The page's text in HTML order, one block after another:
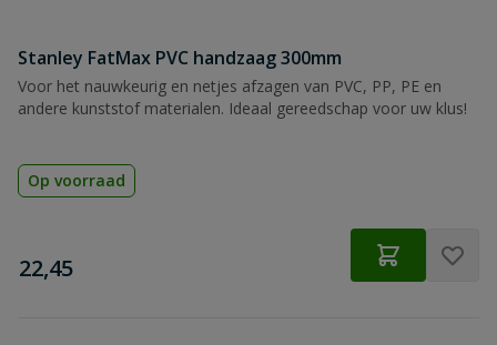
Stanley FatMax PVC handzaag 300mm
Voor het nauwkeurig en netjes afzagen van PVC, PP, PE en
andere kunststof materialen. Ideaal gereedschap voor uw klus!
Op voorraad
€
22,45